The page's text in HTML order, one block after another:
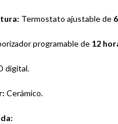
Termostato ajustable de
programable de 12
digital.
Cerámico.